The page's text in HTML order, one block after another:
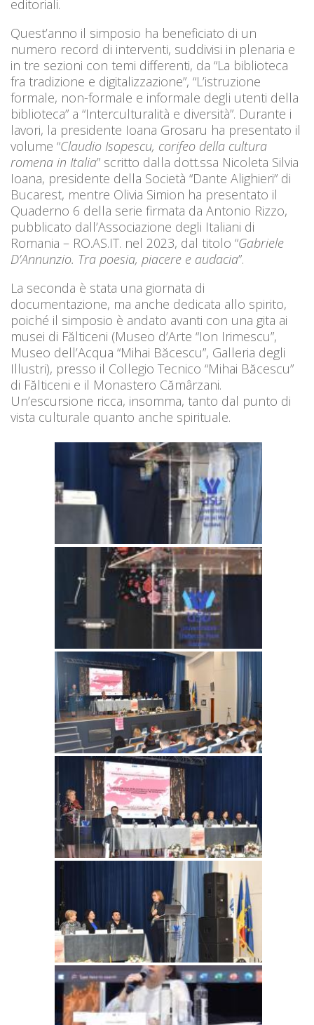
editoriali.
Quest’anno il simposio ha beneficiato di un
numero record di interventi, suddivisi in plenaria e
in tre sezioni con temi differenti, da “La biblioteca
fra tradizione e digitalizzazione”, “L’istruzione
formale, non-formale e informale degli utenti della
biblioteca” a “Interculturalità e diversità”. Durante i
lavori, la presidente Ioana Grosaru ha presentato il
volume “Claudio Isopescu, corifeo della cultura
romena in Italia” scritto dalla dott.ssa Nicoleta Silvia
Ioana, presidente della Società “Dante Alighieri” di
Bucarest, mentre Olivia Simion ha presentato il
Quaderno 6 della serie firmata da Antonio Rizzo,
pubblicato dall’Associazione degli Italiani di
Romania – RO.AS.IT. nel 2023, dal titolo “Gabriele
D’Annunzio. Tra poesia, piacere e audacia”.
La seconda è stata una giornata di
documentazione, ma anche dedicata allo spirito,
poiché il simposio è andato avanti con una gita ai
musei di Fălticeni (Museo d’Arte “Ion Irimescu”,
Museo dell’Acqua “Mihai Băcescu”, Galleria degli
Illustri), presso il Collegio Tecnico “Mihai Băcescu”
di Fălticeni e il Monastero Cămârzani.
Un’escursione ricca, insomma, tanto dal punto di
vista culturale quanto anche spirituale.